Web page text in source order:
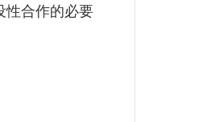
合作的必要